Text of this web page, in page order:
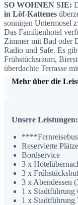
SO WOHNEN SIE:
in Löf-Kattenes
sonnigen Untermosel
Das Familienhotel
Zimmer mit Bad oder
Radio und Safe. Es
Frühstücksraum,
überdachte Terrasse
Mehr über die
Unsere Leistungen:
****Fernreisebus
Reservierte Plätze
Bordservice
3 x
3 x
3 x Abendessen
1 x Stadtführung
1 x Stadtführung